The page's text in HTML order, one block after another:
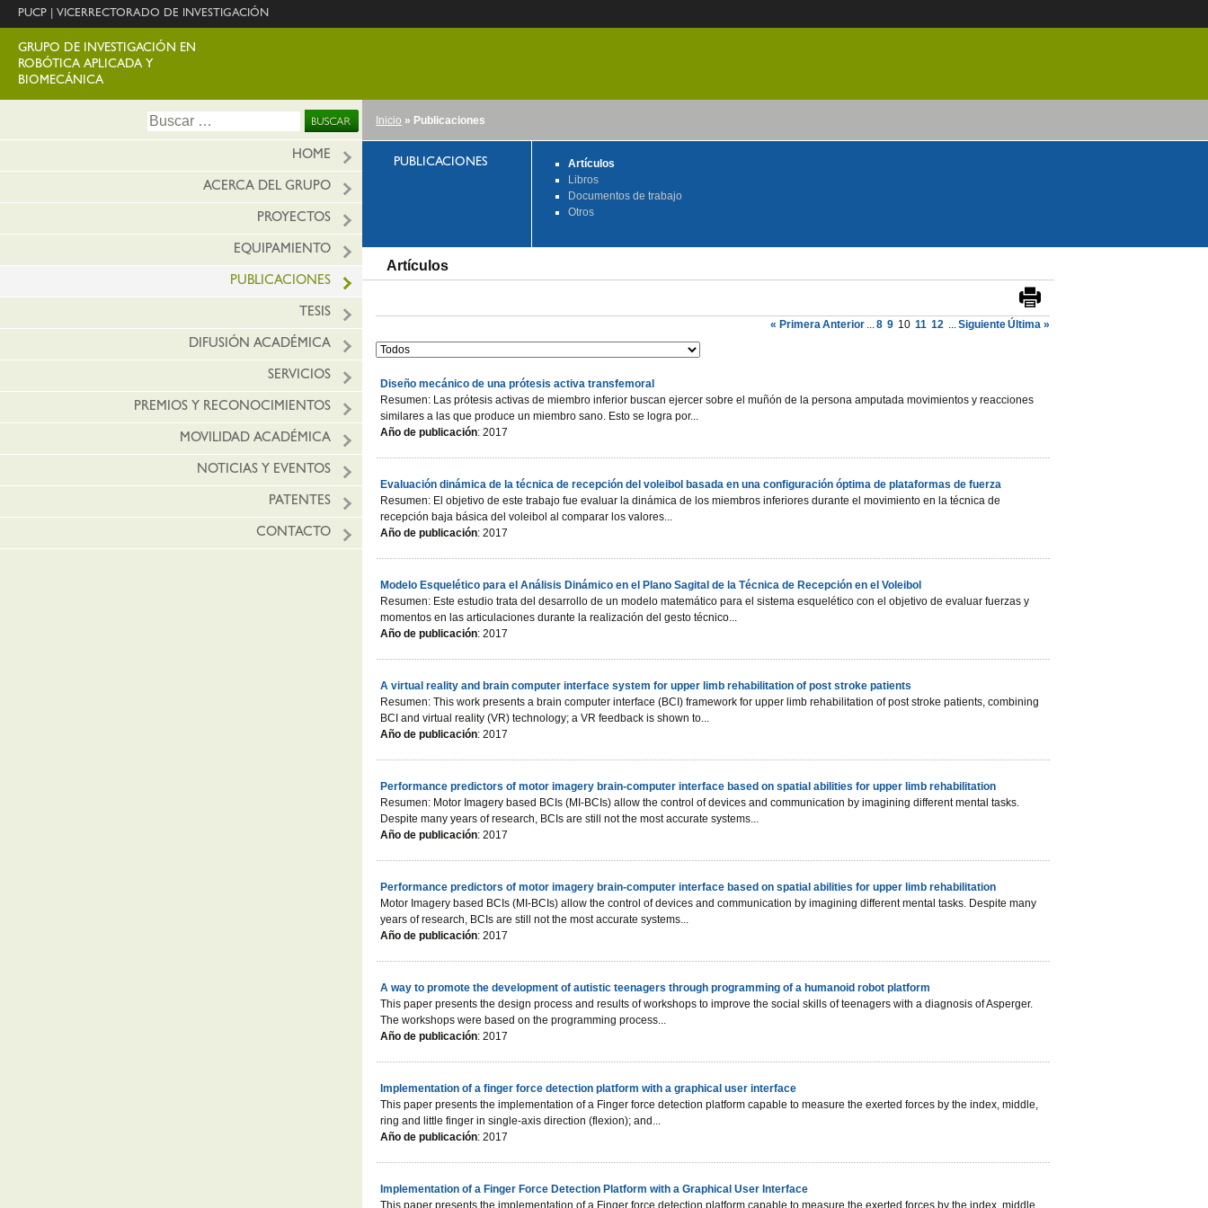
PUCP VICERRECTORADO DE INVESTIGACIÓN
GRUPO DE INVESTIGACIÓN EN
ROBÓTICA APLICADA Y
BIOMECÁNICA
Buscar:
HOME
ACERCA DEL GRUPO
PROYECTOS
EQUIPAMIENTO
PUBLICACIONES
TESIS
DIFUSIÓN ACADÉMICA
SERVICIOS
PREMIOS Y RECONOCIMIENTOS
MOVILIDAD ACADÉMICA
NOTICIAS Y EVENTOS
PATENTES
CONTACTO
Inicio » Publicaciones
PUBLICACIONES
Artículos
Libros
Documentos de trabajo
Otros
Artículos
« PrimeraAnterior ...8 9 10 11 12 ...SiguienteÚltima »
Diseño mecánico de una prótesis activa transfemoral
Resumen: Las prótesis activas de miembro inferior buscan ejercer sobre el muñón de la persona amputada movimientos y reacciones
similares a las que produce un miembro sano. Esto se logra por...
Año de publicación: 2017
Evaluación dinámica de la técnica de recepción del voleibol basada en una configuración óptima de plataformas de fuerza
Resumen: El objetivo de este trabajo fue evaluar la dinámica de los miembros inferiores durante el movimiento en la técnica de
recepción baja básica del voleibol al comparar los valores...
Año de publicación: 2017
Modelo Esquelético para el Análisis Dinámico en el Plano Sagital de la Técnica de Recepción en el Voleibol
Resumen: Este estudio trata del desarrollo de un modelo matemático para el sistema esquelético con el objetivo de evaluar fuerzas y
momentos en las articulaciones durante la realización del gesto técnico...
Año de publicación: 2017
A virtual reality and brain computer interface system for upper limb rehabilitation of post stroke patients
Resumen: This work presents a brain computer interface (BCI) framework for upper limb rehabilitation of post stroke patients, combining
BCI and virtual reality (VR) technology; a VR feedback is shown to...
Año de publicación: 2017
Performance predictors of motor imagery brain-computer interface based on spatial abilities for upper limb rehabilitation
Resumen: Motor Imagery based BCIs (MI-BCIs) allow the control of devices and communication by imagining different mental tasks.
Despite many years of research, BCIs are still not the most accurate systems...
Año de publicación: 2017
Performance predictors of motor imagery brain-computer interface based on spatial abilities for upper limb rehabilitation
Motor Imagery based BCIs (MI-BCIs) allow the control of devices and communication by imagining different mental tasks. Despite many
years of research, BCIs are still not the most accurate systems...
Año de publicación: 2017
A way to promote the development of autistic teenagers through programming of a humanoid robot platform
This paper presents the design process and results of workshops to improve the social skills of teenagers with a diagnosis of Asperger.
The workshops were based on the programming process...
Año de publicación: 2017
Implementation of a finger force detection platform with a graphical user interface
This paper presents the implementation of a Finger force detection platform capable to measure the exerted forces by the index, middle,
ring and little finger in single-axis direction (flexion); and...
Año de publicación: 2017
Implementation of a Finger Force Detection Platform with a Graphical User Interface
This paper presents the implementation of a Finger force detection platform capable to measure the exerted forces by the index, middle,